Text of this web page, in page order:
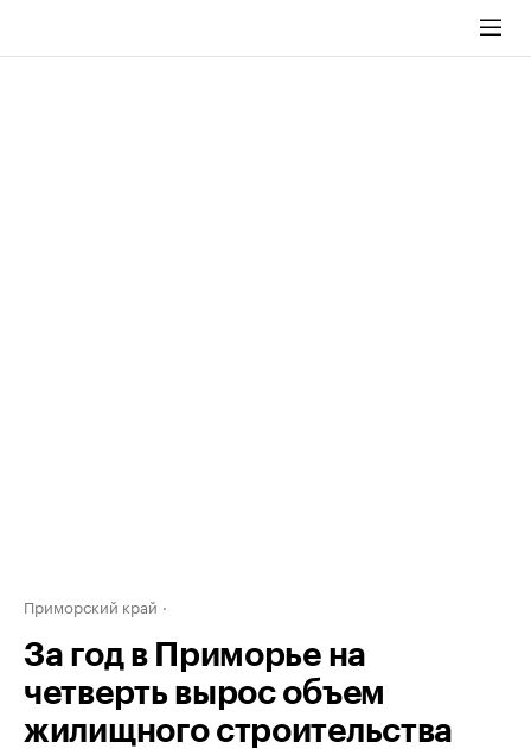
Приморский край
За год в Приморье на
четверть вырос объем
жилищного строительства